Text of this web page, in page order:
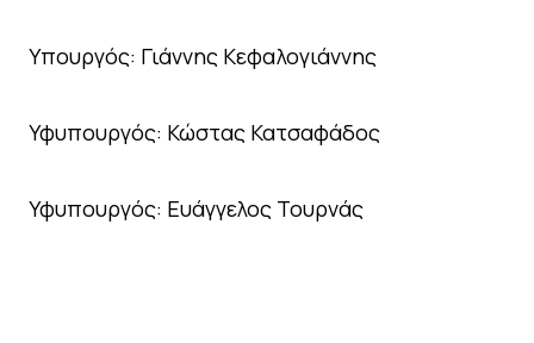
Υπουργός: Γιάννης Κεφαλογιάννης
Υφυπουργός: Κώστας Κατσαφάδος
Υφυπουργός: Ευάγγελος Τουρνάς